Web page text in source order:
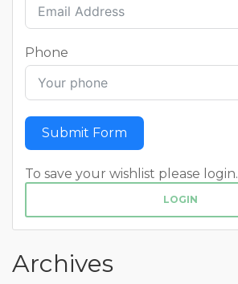
Phone
Submit Form
To save your wishlist please login.
LOGIN
Archives